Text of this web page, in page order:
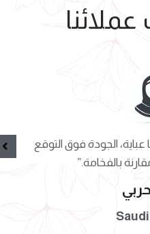
الجودة فوق التوقع
بالفخامة.”